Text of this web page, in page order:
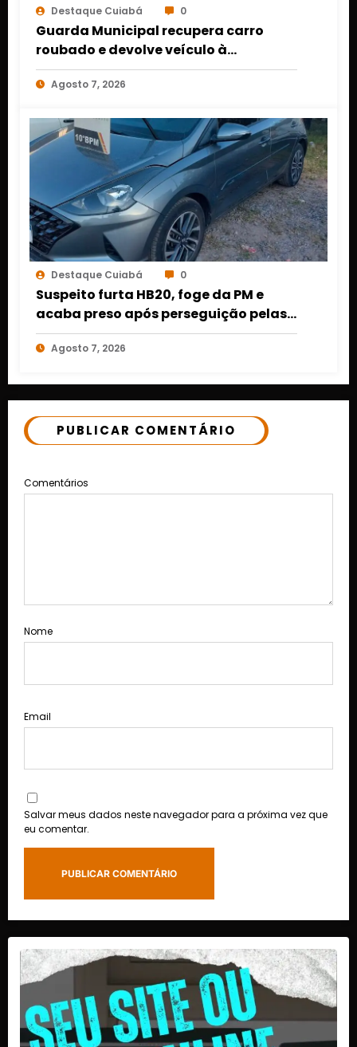
Destaque Cuiabá 0
Guarda Municipal recupera carro
roubado e devolve veículo à
proprietária em Várzea Grande
Agosto 7, 2026
Destaque Cuiabá 0
Suspeito furta HB20, foge da PM e
acaba preso após perseguição pelas
ruas de Cuiabá
Agosto 7, 2026
PUBLICAR COMENTÁRIO
Comentários
Nome
Email
Salvar meus dados neste navegador para a próxima vez que
eu comentar.